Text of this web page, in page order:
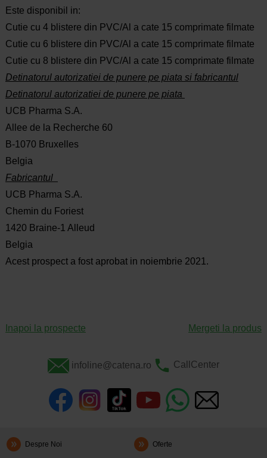
Este disponibil in:
Cutie cu 4 blistere din PVC/Al a cate 15 comprimate filmate
Cutie cu 6 blistere din PVC/Al a cate 15 comprimate filmate
Cutie cu 8 blistere din PVC/Al a cate 15 comprimate filmate
Detinatorul autorizatiei de punere pe piata si fabricantul
Detinatorul autorizatiei de punere pe piata
UCB Pharma S.A.
Allee de la Recherche 60
B-1070 Bruxelles
Belgia
Fabricantul
UCB Pharma S.A.
Chemin du Foriest
1420 Braine-1 Alleud
Belgia
Acest prospect a fost aprobat in noiembrie 2021.
Inapoi la prospecte Mergeti la produs
infoline@catena.ro CallCenter
Despre Noi Oferte